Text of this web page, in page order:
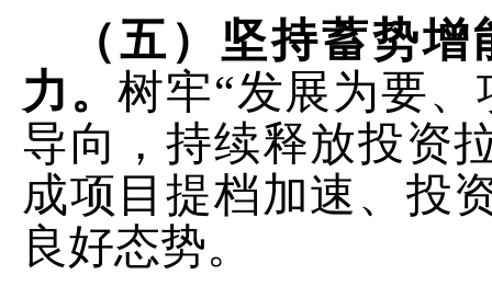
（五）坚持蓄势
力。树牢“发展为要
导向，持续释放投资
成项目提档加速、投
良好态势。